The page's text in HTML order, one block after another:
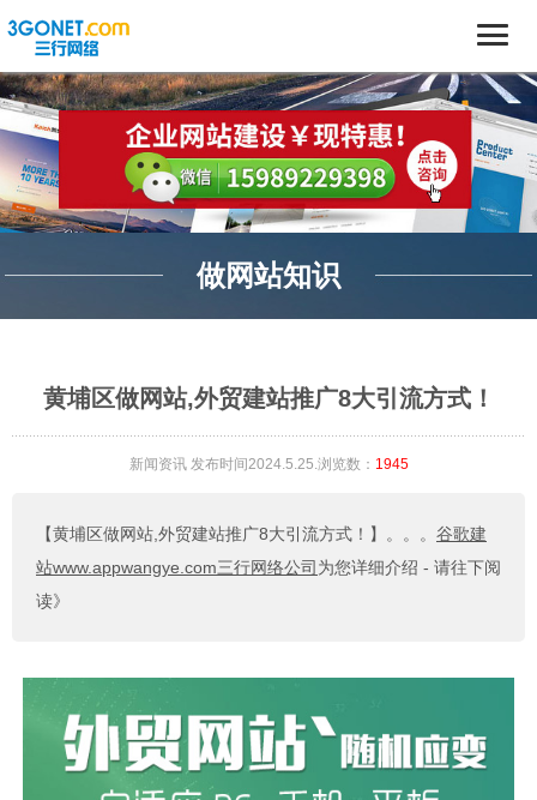
做网站知识
黄埔区做网站,外贸建站推广8大引流方式！
新闻资讯发布时间2024.5.25.浏览数： 1945
【黄埔区做网站,外贸建站推广8大引流方式！】 。。。 谷歌建
站www.appwangye.com三行网络公司 为您详细介绍 - 请往下阅
读》